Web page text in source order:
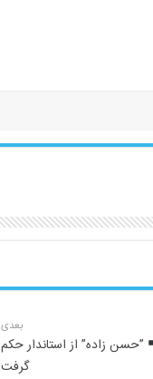
بعدی
”حسن زاده” از استاندار حکم
گرفت